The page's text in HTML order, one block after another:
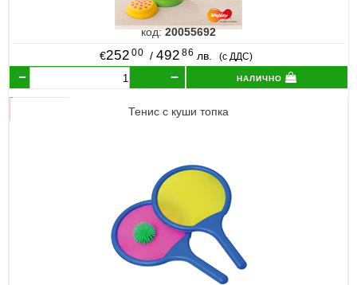
код:20055692
€252 00 /492 86 лв. (с ДДС)
налично
Тенис с куши топка